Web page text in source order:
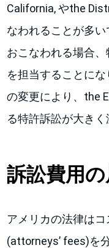
California, やthe
なわれることが多
おこなわれる場合
を担当することに
の変更により、the
る特許訴訟が大きく
訴訟費用
アメリカの法律は
(attorneys’ fees)を